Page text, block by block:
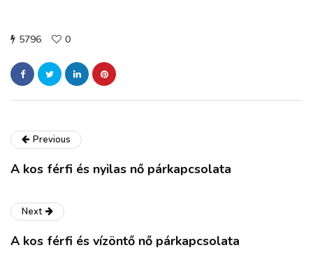
5796 0
Previous
A kos férfi és nyilas nő párkapcsolata
Next
A kos férfi és vízöntő nő párkapcsolata